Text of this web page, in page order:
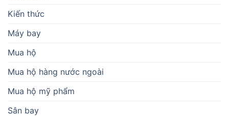
Kiến thức
Máy bay
Mua hộ
Mua hộ hàng nước ngoài
Mua hộ mỹ phẩm
Sân bay